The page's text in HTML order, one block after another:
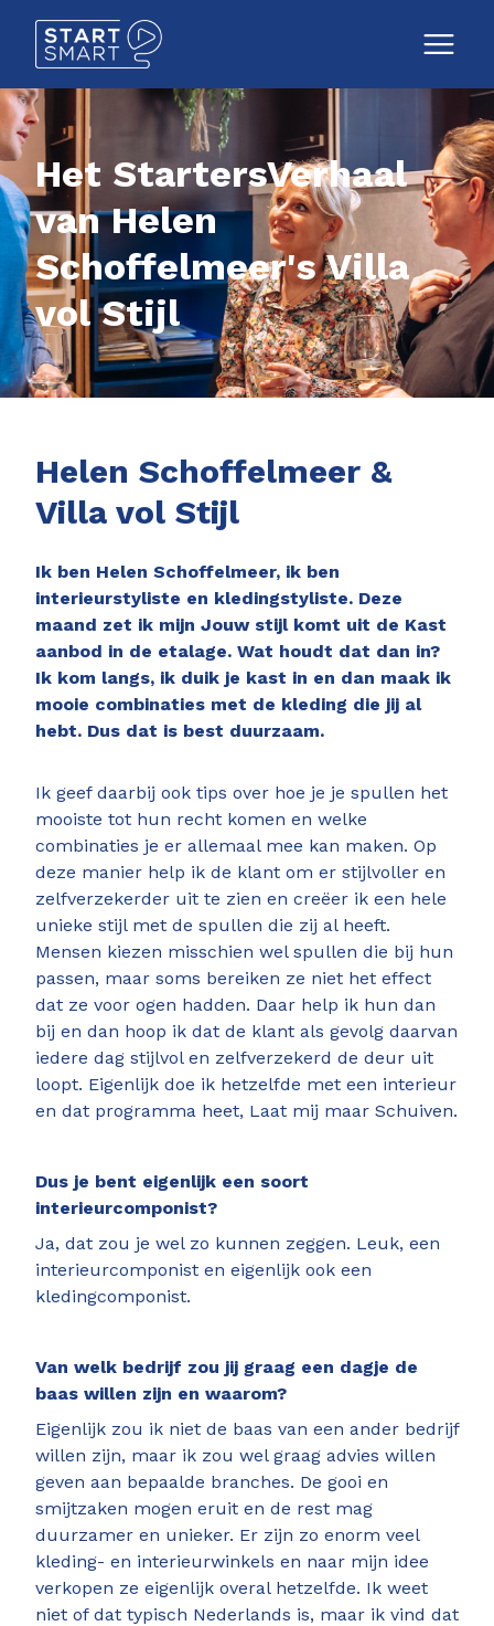
Het StartersVerhaal
van Helen
Schoffelmeer's Villa
vol Stijl
Helen Schoffelmeer &
Villa vol Stijl
Ik ben Helen Schoffelmeer, ik ben
interieurstyliste en kledingstyliste. Deze
maand zet ik mijn Jouw stijl komt uit de Kast
aanbod in de etalage. Wat houdt dat dan in?
Ik kom langs, ik duik je kast in en dan maak ik
mooie combinaties met de kleding die jij al
hebt. Dus dat is best duurzaam.
Ik geef daarbij ook tips over hoe je je spullen het
mooiste tot hun recht komen en welke
combinaties je er allemaal mee kan maken. Op
deze manier help ik de klant om er stijlvoller en
zelfverzekerder uit te zien en creëer ik een hele
unieke stijl met de spullen die zij al heeft.
Mensen kiezen misschien wel spullen die bij hun
passen, maar soms bereiken ze niet het effect
dat ze voor ogen hadden. Daar help ik hun dan
bij en dan hoop ik dat de klant als gevolg daarvan
iedere dag stijlvol en zelfverzekerd de deur uit
loopt. Eigenlijk doe ik hetzelfde met een interieur
en dat programma heet, Laat mij maar Schuiven.
Dus je bent eigenlijk een soort
interieurcomponist?
Ja, dat zou je wel zo kunnen zeggen. Leuk, een
interieurcomponist en eigenlijk ook een
kledingcomponist.
Van welk bedrijf zou jij graag een dagje de
baas willen zijn en waarom?
Eigenlijk zou ik niet de baas van een ander bedrijf
willen zijn, maar ik zou wel graag advies willen
geven aan bepaalde branches. De gooi en
smijtzaken mogen eruit en de rest mag
duurzamer en unieker. Er zijn zo enorm veel
kleding- en interieurwinkels en naar mijn idee
verkopen ze eigenlijk overal hetzelfde. Ik weet
niet of dat typisch Nederlands is, maar ik vind dat